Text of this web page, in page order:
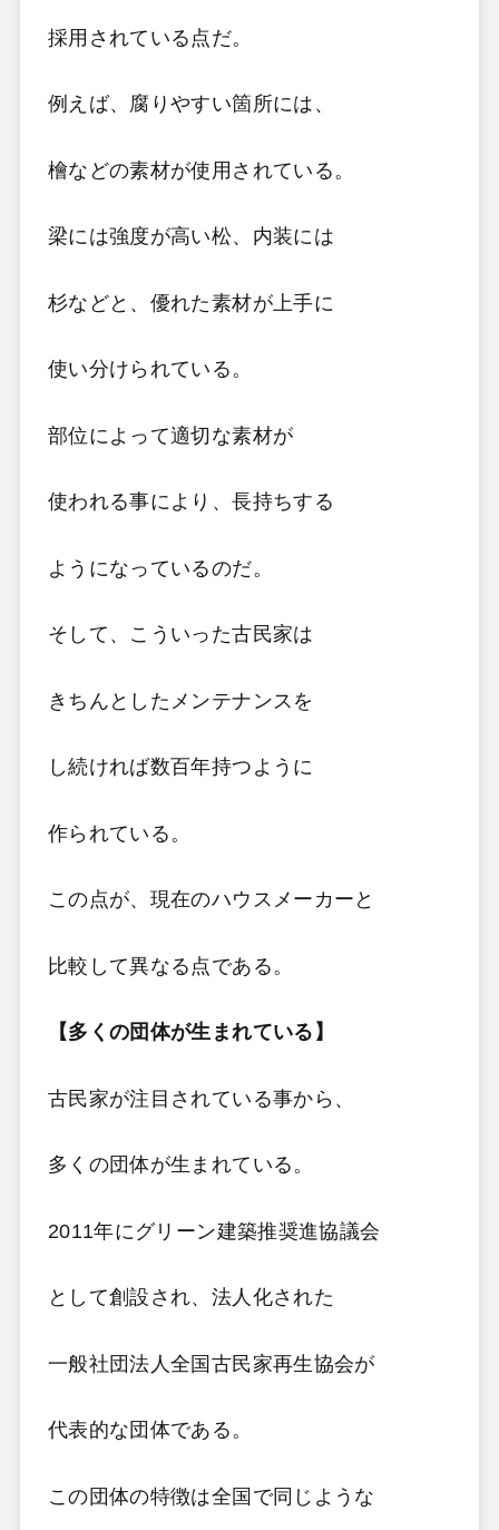
採用されている点だ。
例えば、腐りやすい箇所には、
檜などの素材が使用されている。
梁には強度が高い松、内装には
杉などと、優れた素材が上手に
使い分けられている。
部位によって適切な素材が
使われる事により、長持ちする
ようになっているのだ。
そして、こういった古民家は
きちんとしたメンテナンスを
し続ければ数百年持つように
作られている。
この点が、現在のハウスメーカーと
比較して異なる点である。
【多くの団体が生まれている】
古民家が注目されている事から、
多くの団体が生まれている。
2011年にグリーン建築推奨進協議会
として創設され、法人化された
一般社団法人全国古民家再生協会が
代表的な団体である。
この団体の特徴は全国で同じような